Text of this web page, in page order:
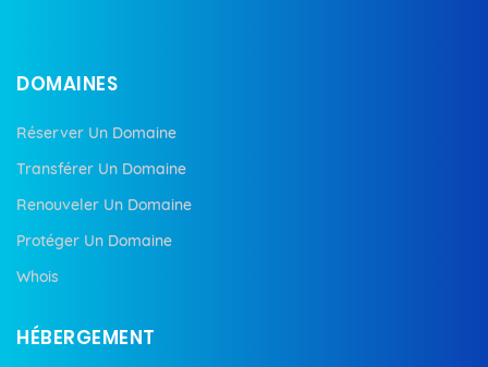
DOMAINES
Réserver Un Domaine
Transférer Un Domaine
Renouveler Un Domaine
Protéger Un Domaine
Whois
HÉBERGEMENT